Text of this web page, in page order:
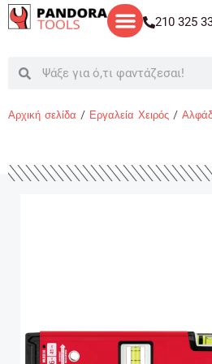
Μετάβαση
στο
210 325
SearchSearch
Αρχική σελίδα / Εργαλεία Χειρός /